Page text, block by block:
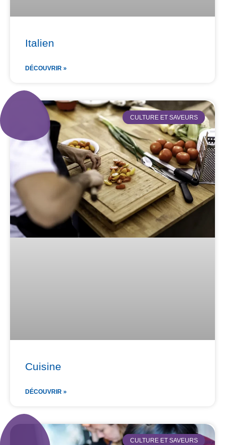
Italien
DÉCOUVRIR »
CULTURE ET SAVEURS
Cuisine
DÉCOUVRIR »
CULTURE ET SAVEURS